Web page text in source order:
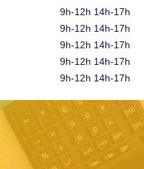
9h-12h 14h-17h
9h-12h 14h-17h
9h-12h 14h-17h
9h-12h 14h-17h
9h-12h 14h-17h